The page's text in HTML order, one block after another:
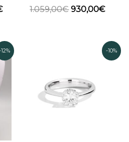
1.059,00€ 930,00€
-10%
era:
1.480,00€.
è:
1.332,00€.